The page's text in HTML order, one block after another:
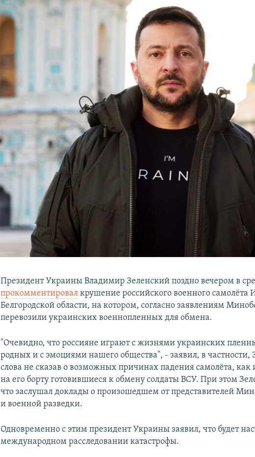
Президент Украины Владимир Зеленский поздно вечером в
прокомментировал крушение российского военного самолёта
Белгородской области, на котором, согласно заявлениям
перевозили украинских военнопленных для обмена.
"Очевидно, что россияне играют с жизнями украинских
родных и с эмоциями нашего общества", - заявил, в частности,
слова не сказав о возможных причинах падения самолёта, как
на его борту готовившиеся к обмену солдаты ВСУ. При этом
что заслушал доклады о произошедшем от представителей
и военной разведки.
Одновременно с этим президент Украины заявил, что будет
международном расследовании катастрофы.